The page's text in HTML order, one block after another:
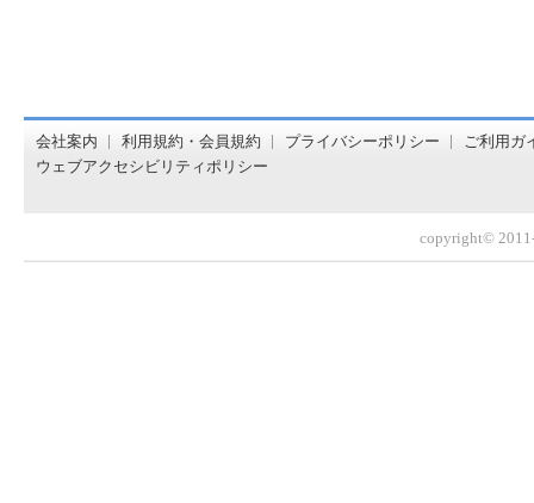
会社案内 利用規約・会員規約 プライバシーポリシー
ご利用ガ
ウェブアクセシビリティポリシー
copyright©